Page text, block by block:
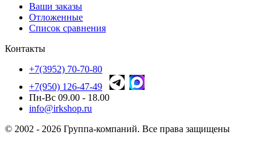
Ваши заказы
Отложенные
Список сравнения
Контакты
+7(3952) 70-70-80
+7(950) 126-47-49
Пн-Вс 09.00 - 18.00
info@irkshop.ru
© 2002 - 2026 Группа-компаний. Все права защищены